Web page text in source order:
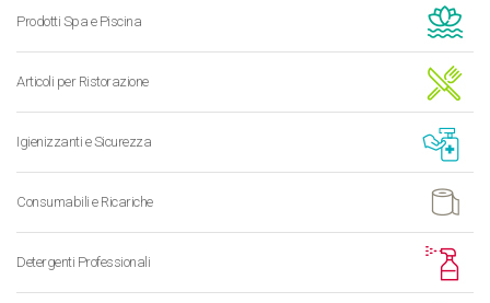
Prodotti Spa e Piscina
Articoli per Ristorazione
Igienizzanti e Sicurezza
Consumabili e Ricariche
Detergenti Professionali